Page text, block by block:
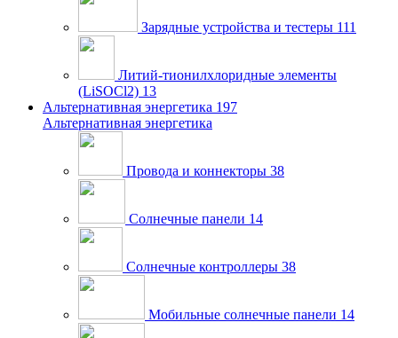
Зарядные устройства и тестеры 111
Литий-тионилхлоридные элементы
(LiSOCl2) 13
Альтернативная энергетика 197
Альтернативная энергетика
Провода и коннекторы 38
Солнечные панели 14
Солнечные контроллеры 38
Мобильные солнечные панели 14